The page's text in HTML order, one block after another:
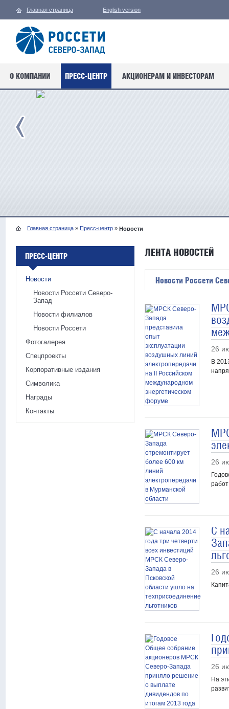
Главная страница English version
О КОМПАНИИ ПРЕСС-ЦЕНТР АКЦИОНЕРАМ И ИНВЕСТОРАМ
Главная страница » Пресс-центр » Новости
ПРЕСС-ЦЕНТР
Новости
Новости Россети Северо-
Запад
Новости филиалов
Новости Россети
Фотогалерея
Спецпроекты
Корпоративные издания
Символика
Награды
Контакты
ЛЕНТА НОВОСТЕЙ
Новости Россети
26
В
26
С
26
26
На